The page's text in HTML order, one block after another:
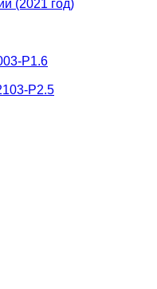
(2021 год)
P1.6
P2.5